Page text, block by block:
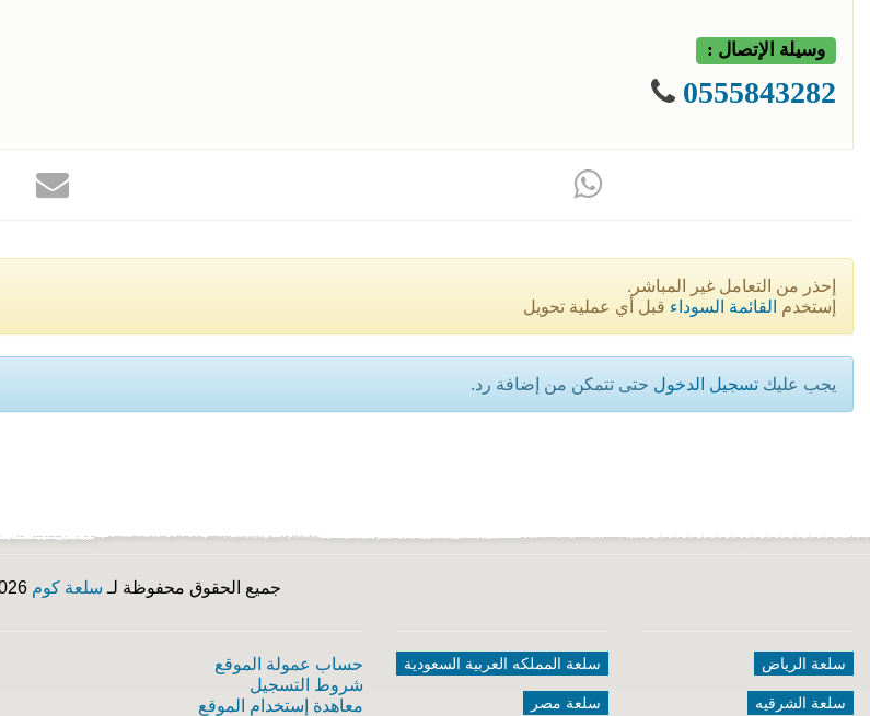
وسيلة الإتصال :
0555843282
إحذر من التعامل غير المباشر.
إستخدم القائمة السوداء قبل أي عملية تحويل
يجب عليك تسجيل الدخول حتى تتمكن من إضافة رد.
جميع الحقوق محفوظة لـ سلعة كوم
سلعة الرياض
سلعة الشرقيه
سلعة المملكه العربية السعودية
سلعة مصر
حساب عمولة الموقع
شروط التسجيل
معاهدة إستخدام الموقع